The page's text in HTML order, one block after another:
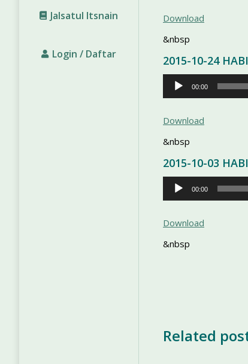
Jalsatul Itsnain
Login / Daftar
Download
&nbsp
2015-10-24
Pemutar
Audio
00:00
Download
&nbsp
2015-10-03
Pemutar
Audio
00:00
Download
&nbsp
Related